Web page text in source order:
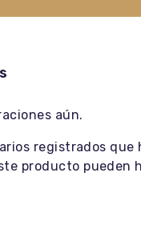
aún.
registrados que
producto pueden